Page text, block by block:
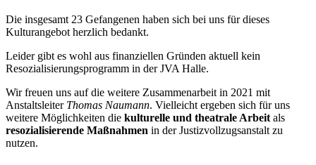
Die insgesamt 23 Gefangenen haben sich bei uns für dieses
Kulturangebot herzlich bedankt.
Leider gibt es wohl aus finanziellen Gründen aktuell kein
Resozialisierungsprogramm in der JVA Halle.
Wir freuen uns auf die weitere Zusammenarbeit in 2021 mit
Anstaltsleiter Thomas Naumann. Vielleicht ergeben sich für uns
weitere Möglichkeiten die kulturelle und theatrale Arbeit als
resozialisierende Maßnahmen in der Justizvollzugsanstalt zu
nutzen.